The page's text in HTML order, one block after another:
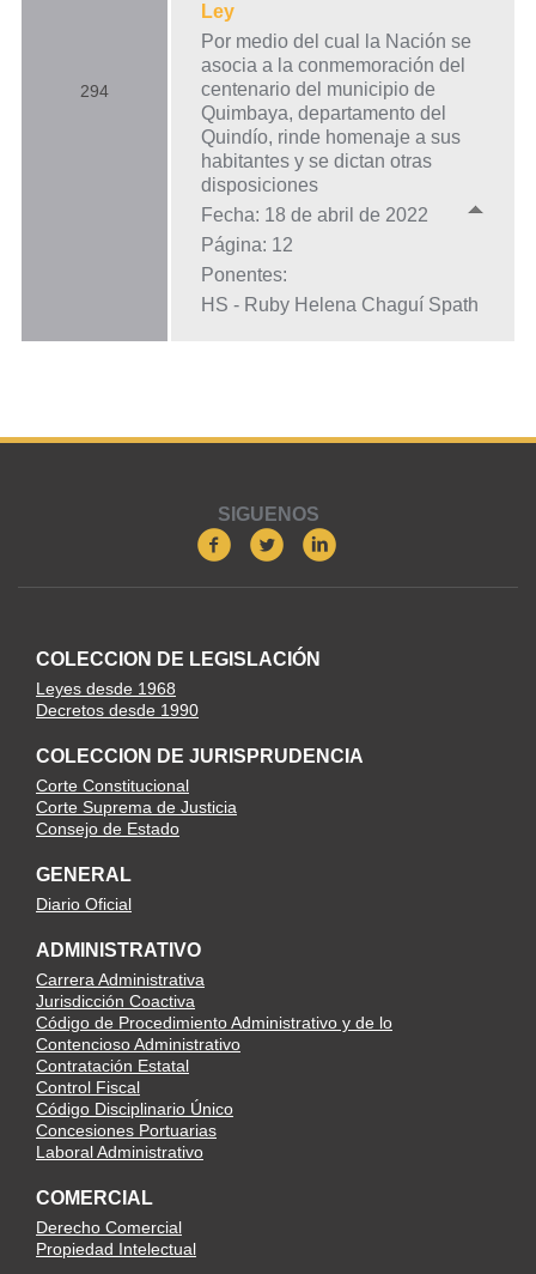
294
Ley
Por medio del cual la Nación se
asocia a la conmemoración del
centenario del municipio de
Quimbaya, departamento del
Quindío, rinde homenaje a sus
habitantes y se dictan otras
disposiciones
Fecha: 18 de abril de 2022
Página: 12
Ponentes:
HS - Ruby Helena Chaguí Spath
SIGUENOS
COLECCION DE LEGISLACIÓN
Leyes desde 1968
Decretos desde 1990
COLECCION DE JURISPRUDENCIA
Corte Constitucional
Corte Suprema de Justicia
Consejo de Estado
GENERAL
Diario Oficial
ADMINISTRATIVO
Carrera Administrativa
Jurisdicción Coactiva
Código de Procedimiento Administrativo y de lo
Contencioso Administrativo
Contratación Estatal
Control Fiscal
Código Disciplinario Único
Concesiones Portuarias
Laboral Administrativo
COMERCIAL
Derecho Comercial
Propiedad Intelectual